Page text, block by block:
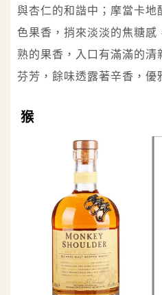
與杏仁的和諧中；摩當卡地
色果香，捎來淡淡的焦糖感
熟的果香，入口有滿滿的清
芬芳，餘味透露著辛香，優
猴